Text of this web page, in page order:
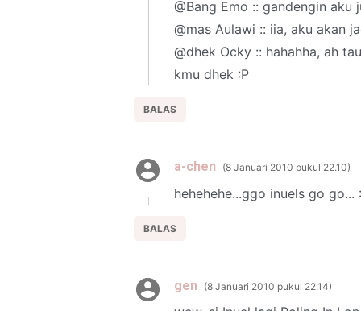
@Bang Emo :: gandengin aku
@mas Aulawi :: iia, aku akan
@dhek Ocky :: hahahha, ah
kmu dhek :P
BALAS
a-chen 8 Januari 2010 pukul 22.10
hehehehe...ggo inuels go go...
BALAS
gen 8 Januari 2010 pukul 22.14